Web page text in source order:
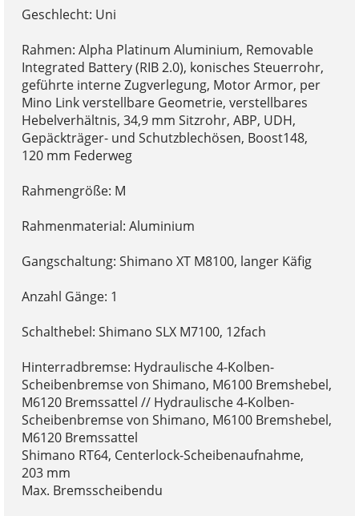
Geschlecht: Uni
Rahmen: Alpha Platinum Aluminium, Removable
Integrated Battery (RIB 2.0), konisches Steuerrohr,
geführte interne Zugverlegung, Motor Armor, per
Mino Link verstellbare Geometrie, verstellbares
Hebelverhältnis, 34,9 mm Sitzrohr, ABP, UDH,
Gepäckträger- und Schutzblechösen, Boost148,
120 mm Federweg
Rahmengröße: M
Rahmenmaterial: Aluminium
Gangschaltung: Shimano XT M8100, langer Käfig
Anzahl Gänge: 1
Schalthebel: Shimano SLX M7100, 12fach
Hinterradbremse: Hydraulische 4-Kolben-
Scheibenbremse von Shimano, M6100 Bremshebel,
M6120 Bremssattel // Hydraulische 4-Kolben-
Scheibenbremse von Shimano, M6100 Bremshebel,
M6120 Bremssattel
Shimano RT64, Centerlock-Scheibenaufnahme,
203 mm
Max. Bremsscheibendu